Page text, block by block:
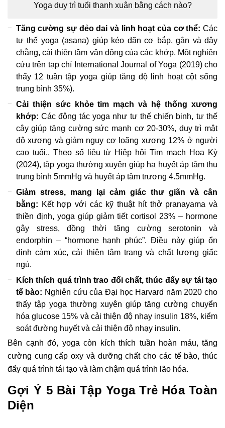
Yoga duy trì tuổi thanh xuân bằng cách nào?
Tăng cường sự dẻo dai và linh hoạt của cơ thể: Các
tư thế yoga (asana) giúp kéo dãn cơ bắp, gân và dây
chằng, cải thiện tầm vận động của các khớp. Một nghiên
cứu trên tạp chí International Journal of Yoga (2019) cho
thấy 12 tuần tập yoga giúp tăng độ linh hoạt cột sống
trung bình 35%).
Cải thiện sức khỏe tim mạch và hệ thống xương
khớp: Các động tác yoga như tư thế chiến binh, tư thế
cây giúp tăng cường sức mạnh cơ 20-30%, duy trì mật
độ xương và giảm nguy cơ loãng xương 12% ở người
cao tuổi.. Theo số liệu từ Hiệp hội Tim mạch Hoa Kỳ
(2024), tập yoga thường xuyên giúp hạ huyết áp tâm thu
trung bình 5mmHg và huyết áp tâm trương 4.5mmHg.
Giảm stress, mang lại cảm giác thư giãn và cân
bằng: Kết hợp với các kỹ thuật hít thở pranayama và
thiền định, yoga giúp giảm tiết cortisol 23% – hormone
gây stress, đồng thời tăng cường serotonin và
endorphin – “hormone hạnh phúc”. Điều này giúp ổn
định cảm xúc, cải thiện tâm trạng và chất lượng giấc
ngủ.
Kích thích quá trình trao đổi chất, thúc đẩy sự tái tạo
tế bào: Nghiên cứu của Đại học Harvard năm 2020 cho
thấy tập yoga thường xuyên giúp tăng cường chuyển
hóa glucose 15% và cải thiện độ nhạy insulin 18%, kiểm
soát đường huyết và cải thiện độ nhạy insulin.
Bên cạnh đó, yoga còn kích thích tuần hoàn máu, tăng
cường cung cấp oxy và dưỡng chất cho các tế bào, thúc
đẩy quá trình tái tạo và làm chậm quá trình lão hóa.
Gợi Ý 5 Bài Tập Yoga Trẻ Hóa Toàn
Diện